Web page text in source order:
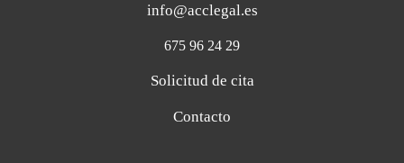
info@acclegal.es
675 96 24 29
Solicitud de cita
Contacto